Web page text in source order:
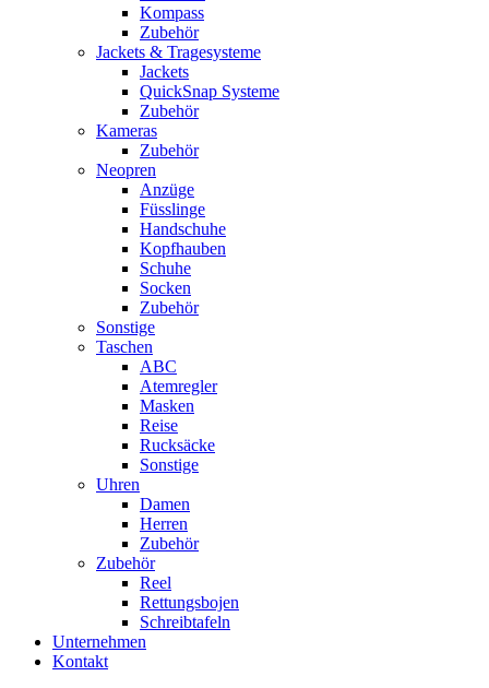
Kompass
Zubehör
Jackets & Tragesysteme
Jackets
QuickSnap Systeme
Zubehör
Kameras
Zubehör
Neopren
Anzüge
Füsslinge
Handschuhe
Kopfhauben
Schuhe
Socken
Zubehör
Sonstige
Taschen
ABC
Atemregler
Masken
Reise
Rucksäcke
Sonstige
Uhren
Damen
Herren
Zubehör
Zubehör
Reel
Rettungsbojen
Schreibtafeln
Unternehmen
Kontakt